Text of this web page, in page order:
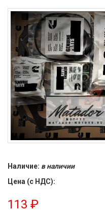
Наличие: в наличии
Цена (с НДС):
113 ₽